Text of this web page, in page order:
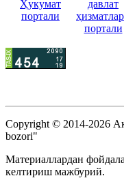
Copyright © 2014-2026
bozori"
Материаллардан
келтириш мажбурий.